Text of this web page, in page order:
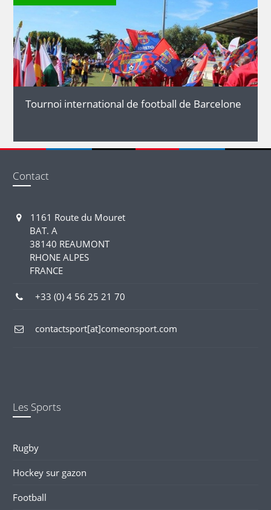
DÉTAILS
Tournoi international de football de Barcelone
Contact
1161 Route du Mouret
BAT. A
38140 REAUMONT
RHONE ALPES
FRANCE
+33 (0) 4 56 25 21 70
contactsport[at]comeonsport.com
Les Sports
Rugby
Hockey sur gazon
Football